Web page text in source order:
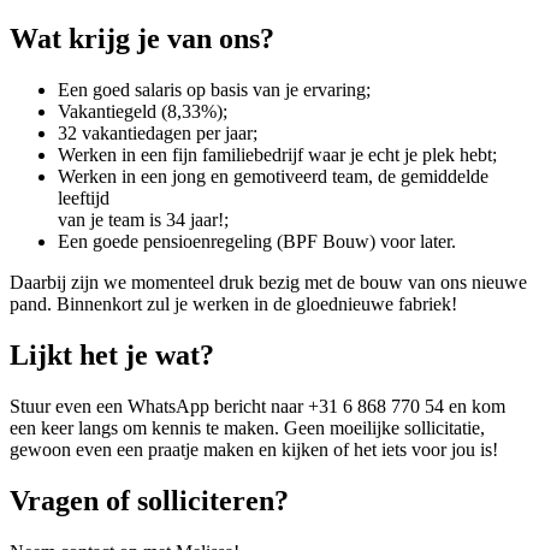
Wat krijg je van ons?
Een goed salaris op basis van je ervaring;
Vakantiegeld (8,33%);
32 vakantiedagen per jaar;
Werken in een fijn familiebedrijf waar je echt je plek hebt;
Werken in een jong en gemotiveerd team, de gemiddelde
leeftijd
van je team is 34 jaar!;
Een goede pensioenregeling (BPF Bouw) voor later.
Daarbij zijn we momenteel druk bezig met de bouw van ons nieuwe
pand. Binnenkort zul je werken in de gloednieuwe fabriek!
Lijkt het je wat?
Stuur even een WhatsApp bericht naar +31 6 868 770 54 en kom
een keer langs om kennis te maken. Geen moeilijke sollicitatie,
gewoon even een praatje maken en kijken of het iets voor jou is!
Vragen of solliciteren?